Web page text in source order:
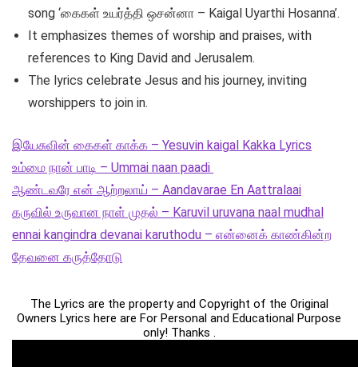
song ‘கைகள் உயர்த்தி ஒசன்னா – Kaigal Uyarthi Hosanna’.
It emphasizes themes of worship and praises, with
references to King David and Jerusalem.
The lyrics celebrate Jesus and his journey, inviting
worshippers to join in.
இயேசுவின் கைகள் காக்க – Yesuvin kaigal Kakka Lyrics
உம்மை நான் பாடி – Ummai naan paadi
ஆண்டவரே என் ஆற்றலாய் – Aandavarae En Aattralaai
கருவில் உருவான நாள் முதல் – Karuvil uruvana naal mudhal
ennai kangindra devanai karuthodu – என்னைக் காண்கின்ற
தேவனை கருத்தோடு
The Lyrics are the property and Copyright of the Original
Owners Lyrics here are For Personal and Educational Purpose
only! Thanks .